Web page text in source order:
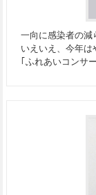
一向に感染者の減
いえいえ、今年は
｢ふれあいコンサ